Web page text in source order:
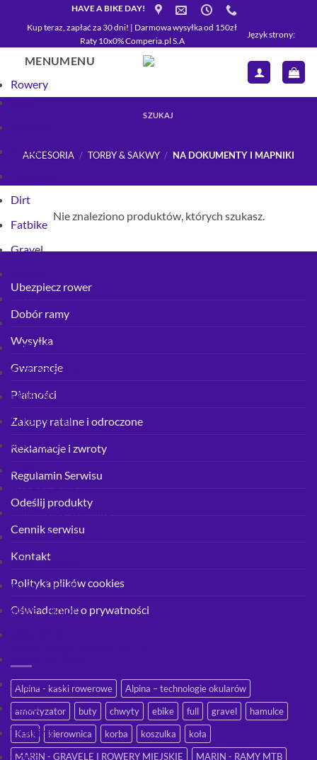
HAVE A BIKE DAY!
Kup teraz, zapłać za 30 dni! | Darmowa wysyłka od 150zł
Raty 10x0% Comperia.pl S.A
Język strony:
MENUMENU
Rowery
BMX
Cross
Dirt
Fatbike
Gravel
Junior
MTB 26''
MTB 27,5''
MTB 27,5'' full
MTB 29''
MTB 29'' full
MTB Mullet
e-Bike
ebike - City-Trekking
ebike - Cross
ebike - Fatbike
ebike - Gravel
ebike - Junior
Single speed
Szosa
Trekking
Części
SZUKAJ
AKCESORIA / TORBY & SAKWY / NA DOKUMENTY I MAPNIKI
Nie znaleziono produktów, których szukasz.
Ubezpiecz rower
Dobór ramy
Wysyłka
Gwarancje
Płatności
Zakupy ratalne i odroczone
Reklamacje i zwroty
Regulamin Serwisu
Odeślij produkty
Cennik serwisu
Kontakt
Polityka plików cookies
Oświadczenie o prywatności
Alpina - kaski rowerowe
Alpina – technologie okularów
amortyzator
buty chwyty ebike full gravel
hamulce
Kask
kierownica korba koszulka
koła
MARIN - GRAVELE I ROWERY MIEJSKIE
MARIN - RAMY MTB